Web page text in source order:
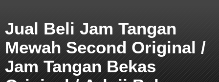
Jual Beli Jam Tangan
Mewah Second Original /
Jam Tangan Bekas